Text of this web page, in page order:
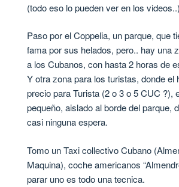
(todo eso lo pueden ver en los videos..)
Paso por el Coppelia, un parque, que
fama por sus helados, pero.. hay una
a los Cubanos, con hasta 2 horas de
Y otra zona para los turistas, donde el
precio para Turista (2 o 3 o 5 CUC ?),
pequeño, aislado al borde del parque,
casi ninguna espera.
Tomo un Taxi collectivo Cubano
Maquina), coche americanos
parar uno es todo una tecnica.